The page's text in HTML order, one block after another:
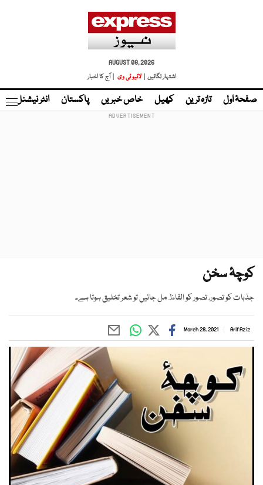
AUGUST 08, 2026
اشتہار لگائیں |
لائیو ٹی وی | آج کا اخبار
صفحۂ اول تازہ ترین کھیل خاص خبریں پاکستان انٹر نیشنل
کوچۂ سخن
جذبات کو تصور، تصور کو الفاظ مل جائیں تو شعر تخلیق ہوتا ہے۔
Arif Aziz
March 28, 2021